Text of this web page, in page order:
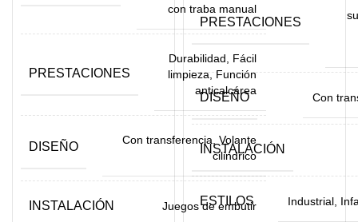
con traba manual
PRESTACIONES
Durabilidad, Fácil
limpieza, Función
anticalcárea
DISEÑO
Con transferencia, Volante
cilindrico
INSTALACIÓN Juegos de embutir
PRESTACIONES
DISEÑO Con
INSTALACIÓN
ESTILOS Industrial,